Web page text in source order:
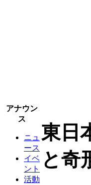
アナウン
ス
ニュ
ース
イベ
ント
活動
東日
と奇